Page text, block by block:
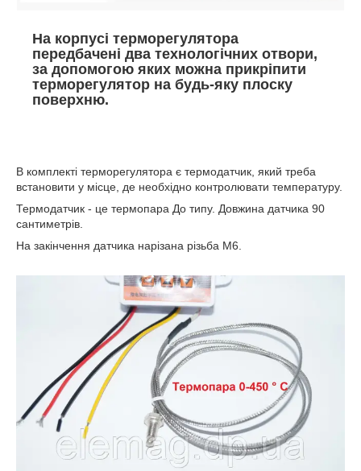
На корпусі терморегулятора
передбачені два технологічних отвори,
за допомогою яких можна прикріпити
терморегулятор на будь-яку плоску
поверхню.
В комплекті терморегулятора є термодатчик, який треба
встановити у місце, де необхідно контролювати температуру.
Термодатчик - це термопара До типу. Довжина датчика 90
сантиметрів.
На закінчення датчика нарізана різьба М6.